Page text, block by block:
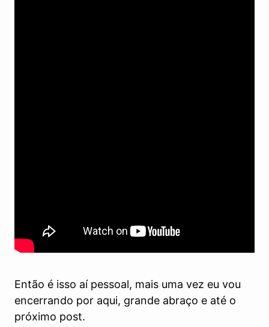
Então é isso aí pessoal, mais uma vez eu vou
encerrando por aqui, grande abraço e até o
próximo post.